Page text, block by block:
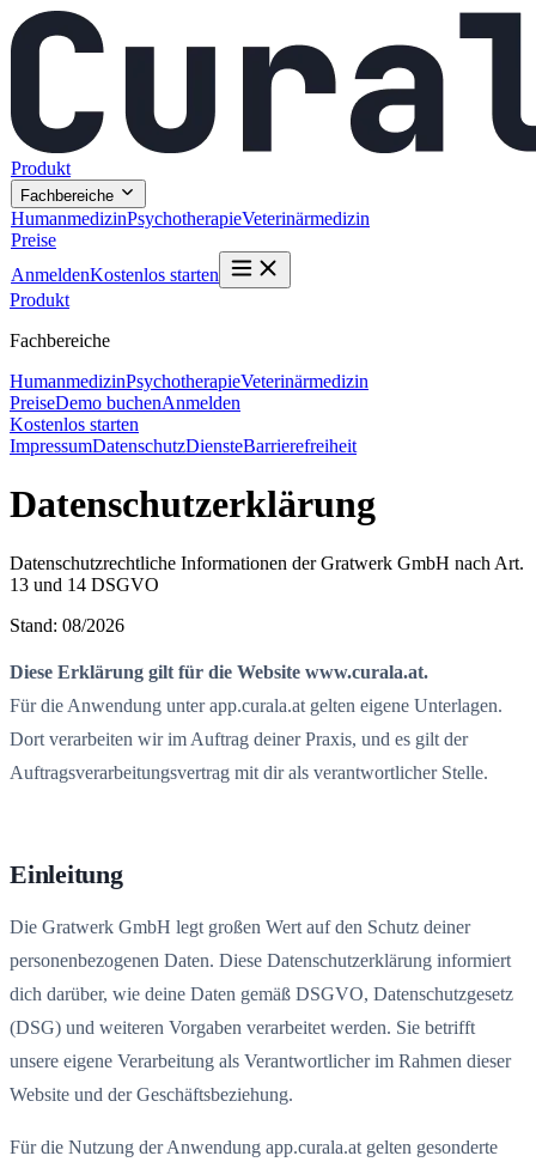
Produkt
Fachbereiche
HumanmedizinPsychotherapieVeterinärmedizin
Preise
AnmeldenKostenlos starten
Produkt
Fachbereiche
HumanmedizinPsychotherapieVeterinärmedizin
PreiseDemo buchenAnmelden
Kostenlos starten
ImpressumDatenschutzDiensteBarrierefreiheit
Datenschutzerklärung
Datenschutzrechtliche Informationen der Gratwerk GmbH nach Art.
13 und 14 DSGVO
Stand: 08/2026
Diese Erklärung gilt für die Website www.curala.at.
Für die Anwendung unter app.curala.at gelten eigene Unterlagen.
Dort verarbeiten wir im Auftrag deiner Praxis, und es gilt der
Auftragsverarbeitungsvertrag mit dir als verantwortlicher Stelle.
Einleitung
Die Gratwerk GmbH legt großen Wert auf den Schutz deiner
personenbezogenen Daten. Diese Datenschutzerklärung informiert
dich darüber, wie deine Daten gemäß DSGVO, Datenschutzgesetz
(DSG) und weiteren Vorgaben verarbeitet werden. Sie betrifft
unsere eigene Verarbeitung als Verantwortlicher im Rahmen dieser
Website und der Geschäftsbeziehung.
Für die Nutzung der Anwendung app.curala.at gelten gesonderte